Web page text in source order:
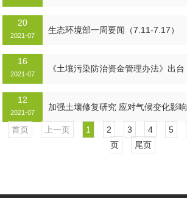
20
2021-07
生态环境部一周要闻（7.11-7.17）
16
2021-07
《土壤污染防治资金管理办法》出台
12
2021-07
加强土壤修复研究 应对气候变化影响
首页 上一页 1 2 3 4 5
页
尾页